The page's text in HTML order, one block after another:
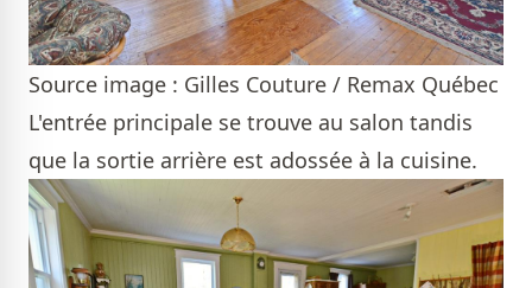
Source image : Gilles Couture / Remax Québec
L'entrée principale se trouve au salon tandis
que la sortie arrière est adossée à la cuisine.